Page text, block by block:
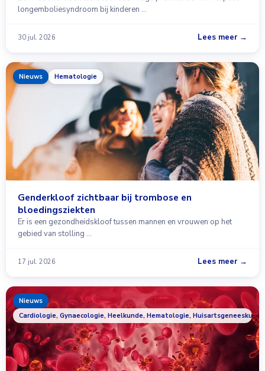
longemboliesyndroom bij kinderen …
30 jul. 2026 Lees meer →
Nieuws Hematologie
Genderkloof zichtbaar bij trombose en
bloedingsziekten
Er is een gezondheidskloof tussen mannen en vrouwen op het
gebied van stolling …
17 jul. 2026 Lees meer →
Nieuws
Cardiologie, Gynaecologie, Heelkunde, Hematologie,